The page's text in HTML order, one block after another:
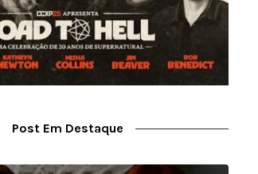
Post Em Destaque